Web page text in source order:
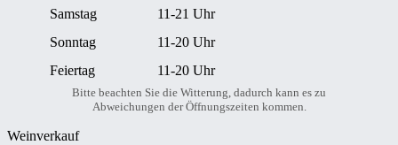
Samstag
11-21 Uhr
Sonntag
11-20 Uhr
Feiertag
11-20 Uhr
Bitte beachten Sie die Witterung, dadurch kann es zu
Abweichungen der Öffnungszeiten kommen.
Weinverkauf